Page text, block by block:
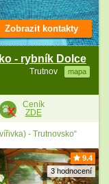
- rybník Dolce
Trutnov mapa
Zobrazit kontakty
Ceník
ZDE
- Trutnovsko“
9.4
3 hodnocení